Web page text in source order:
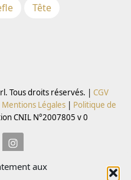
aux
Tête
Tous droits réservés. | CGV
Mentions Légales | Politique de
CNIL N°2007805 v 0
pour recevoir des codes